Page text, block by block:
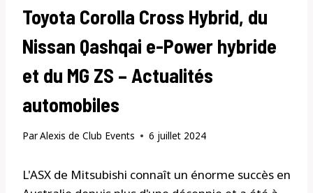
Toyota Corolla Cross Hybrid, du
Nissan Qashqai e-Power hybride
et du MG ZS – Actualités
automobiles
ParAlexis de Club Events 6 juillet 2024
L'ASX de Mitsubishi connaît un énorme succès en